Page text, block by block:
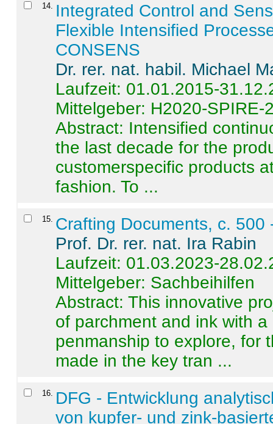
14
Integrated Control and
Flexible Intensified
CONSENS
Dr. rer. nat. habil. Michael
Laufzeit: 01.01.2015-
Mittelgeber: H2020-SPIRE-
Abstract: Intensified
the last decade for the
customerspecific products
fashion. To ...
15 Crafting Documents, c. 500
Prof. Dr. rer. nat. Ira Rabin
Laufzeit: 01.03.2023-
Mittelgeber: Sachbeihilfen
Abstract:This innovative
of parchment and ink with
penmanship to explore, for
made in the key tran ...
16
DFG - Entwicklung
von kupfer- und zink-